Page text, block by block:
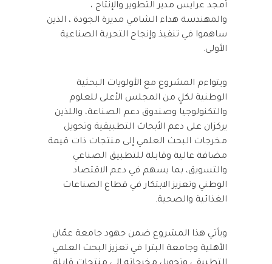
أمجد عرايس مدير التطوير والإنتاج ،
والمهندسة هداء الشامي مديرة الجودة ، الذين
ساهموا في تنفيذ وإنجاح التجربة الصناعية
الأولى.
ويتواءم المشروع مع الأولويات البحثية
الوطنية لكلٍ من المجلس الأعلى للعلوم
والتكنولوجيا وصندوق دعم الصناعة، واللذين
يركزان على دعم الأبحاث التطبيقية وتحويل
مخرجات البحث العلمي إلى منتجات ذات قيمة
مضافة عالية وقابلة للتطبيق الصناعي
والتسويق، بما يسهم في دعم الاقتصاد
الوطني وتعزيز الابتكار في قطاع الصناعات
الغذائية والصحية.
ويأتي هذا المشروع ضمن جهود جامعة عمّان
الأهلية وجامعة البترا في تعزيز البحث العلمي